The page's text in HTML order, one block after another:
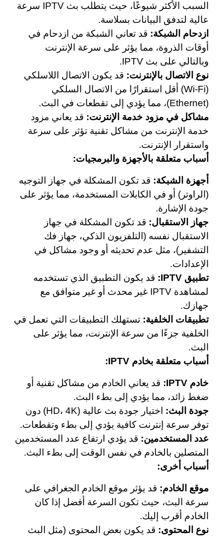
السبب الأكثر شيوعًا، حيث يتطلب بث IPTV سرعة
عالية لتدفق البيانات بسلاسة.
ازدحام الشبكة: قد تعاني الشبكة من ازدحام في
أوقات الذروة، مما يؤثر على سرعة الإنترنت
وبالتالي على بث IPTV.
نوع الاتصال بالإنترنت: قد يكون الاتصال اللاسلكي
(Wi-Fi) أقل استقرارًا من الاتصال السلكي
(Ethernet)، مما يؤدي إلى تقطعات في البث.
مشاكل في مزود خدمة الإنترنت: قد يعاني مزود
خدمة الإنترنت من مشاكل تقنية تؤثر على سرعة
واستقرار الإنترنت.
أسباب متعلقة بالأجهزة والبرمجيات:
أجهزة الشبكة: قد تكون المشكلة في جهاز التوجيه
(الراوتر) أو في الكابلات المستخدمة، مما يؤثر على
جودة الإشارة.
جهاز الاستقبال: قد تكون المشكلة في جهاز
الاستقبال نفسه (التلفزيون الذكي، جهاز فك
التشفير)، مثل عدم تحديثه أو وجود مشاكل في
الإعدادات.
تطبيق IPTV:
قد يكون التطبيق الذي تستخدمه
لمشاهدة IPTV غير محدث أو غير متوافق مع
جهازك.
تطبيقات الخلفية: تستهلك التطبيقات التي تعمل في
الخلفية جزءًا من سرعة الإنترنت، مما يؤثر على
البث.
أسباب متعلقة بخادم IPTV:
خادم IPTV:
قد يعاني الخادم من مشاكل تقنية أو
ضغط زائد، مما يؤدي إلى بطء البث.
جودة البث:
اختيار جودة بث عالية (HD، 4K) دون
توفر سرعة إنترنت كافية يؤدي إلى بطء وتقطعات.
عدد المستخدمين: قد يؤدي ارتفاع عدد المستخدمين
المتصلين بالخادم في نفس الوقت إلى بطء البث.
أسباب أخرى:
موقع الخادم: قد يؤثر موقع الخادم الجغرافي على
سرعة البث، حيث تكون السرعة أفضل إذا كان
الخادم أقرب إليك.
نوع المحتوى: قد يكون بعض المحتوى (مثل البث